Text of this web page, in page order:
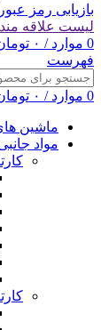
بازیابی رمز
لیست علاقه
0 موارد / ۰
فهرست
0 موارد / ۰
ماشین
مواد